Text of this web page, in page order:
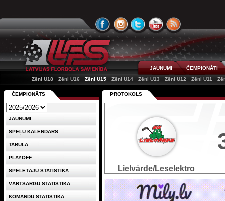
JAUNUMI
ČEMPIONĀTI
Zēni U18
Zēni U16 Zēni U15 Zēni U14 Zēni U13 Zēni U12 Zēni U11
PROTOKOLS
Lielvārde/Leselektro
ČEMPIONĀTS
JAUNUMI
SPĒĻU KALENDĀRS
TABULA
PLAYOFF
SPĒLĒTĀJU STATISTIKA
VĀRTSARGU STATISTIKA
KOMANDU STATISTIKA